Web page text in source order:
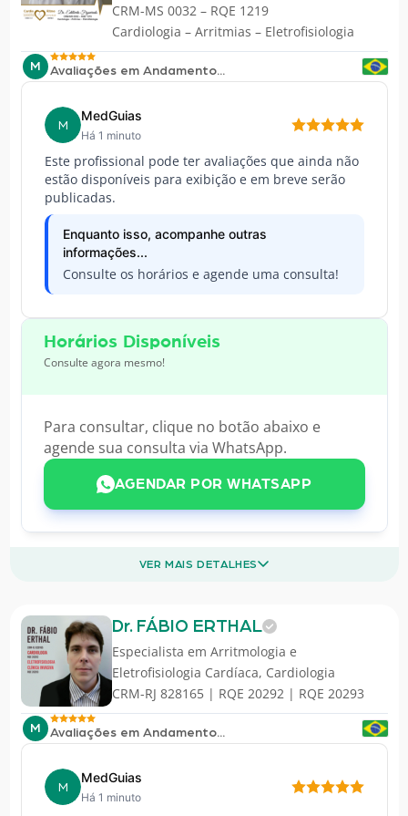
CRM-MS 0032 – RQE 1219
Cardiologia – Arritmias – Eletrofisiologia
M Avaliações em Andamento...
M
MedGuias
Há 1 minuto
Este profissional pode ter avaliações que ainda não
estão disponíveis para exibição e em breve serão
publicadas.
Enquanto isso, acompanhe outras
informações...
Consulte os horários e agende uma consulta!
Horários Disponíveis
Consulte agora mesmo!
Para consultar, clique no botão abaixo e
agende sua consulta via WhatsApp.
AGENDAR POR WHATSAPP
VER MAIS DETALHES
Dr. FÁBIO ERTHAL
Especialista em Arritmologia e
Eletrofisiologia Cardíaca, Cardiologia
CRM-RJ 828165 | RQE 20292 | RQE 20293
M Avaliações em Andamento...
M
MedGuias
Há 1 minuto